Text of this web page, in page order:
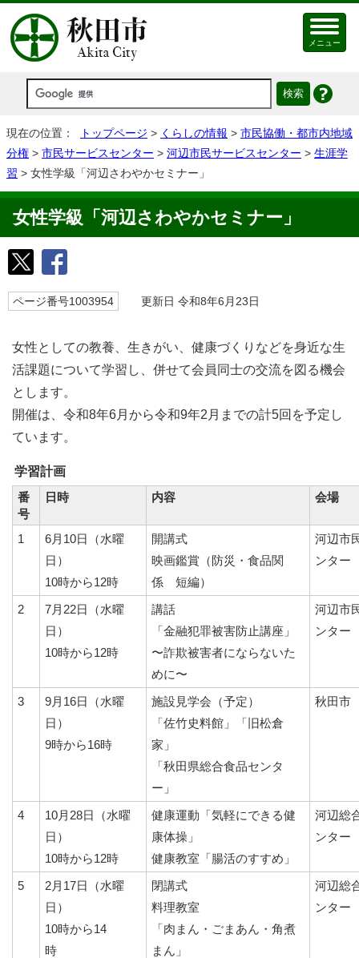
メニュー
現在の位置： トップページ > くらしの情報 > 市民協働・都市内地域
分権 > 市民サービスセンター > 河辺市民サービスセンター > 生涯学
習 > 女性学級「河辺さわやかセミナー」
女性学級「河辺さわやかセミナー」
ページ番号1003954 更新日 令和8年6月23日
女性としての教養、生きがい、健康づくりなどを身近な生
活課題について学習し、併せて会員同士の交流を図る機会
とします。
開催は、令和8年6月から令和9年2月までの計5回を予定し
ています。
学習計画
番
号
日時 内容 会場
1
6月10日（水曜
日）
10時から12時
開講式
映画鑑賞（防災・食品関
係 短編）
河辺市
ンター
2
7月22日（水曜
日）
10時から12時
講話
「金融犯罪被害防止講座」
〜詐欺被害者にならないた
めに〜
河辺市
ンター
3
9月16日（水曜
日）
9時から16時
施設見学会（予定）
「佐竹史料館」「旧松倉
家」
「秋田県総合食品センタ
ー」
秋田市
4
10月28日（水曜
日）
10時から12時
健康運動「気軽にできる健
康体操」
健康教室「腸活のすすめ」
河辺総
ンター
5
2月17日（水曜
日）
10時から14
時
閉講式
料理教室
「肉まん・ごまあん・角煮
まん」
河辺総
ンター